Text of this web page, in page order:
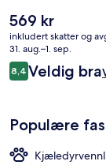
nærheten:
fots.
Den
nåværende
prisen
er
569 kr
569 kr
inkludert skatter og
31. aug.–1. sep.
Anmeldelser
8,48,4 av 10 –
Veldig bra
Populære